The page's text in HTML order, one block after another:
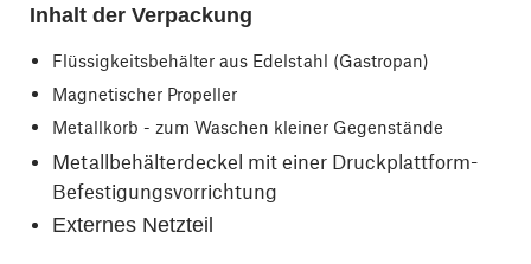
Inhalt der Verpackung
Flüssigkeitsbehälter aus Edelstahl (Gastropan)
Magnetischer Propeller
Metallkorb - zum Waschen kleiner Gegenstände
Metallbehälterdeckel mit einer Druckplattform-
Befestigungsvorrichtung
Externes Netzteil